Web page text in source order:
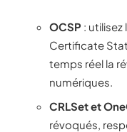
OCSP :
Certificate
temps réel la
numériques.
CRLSet et
révoqués,